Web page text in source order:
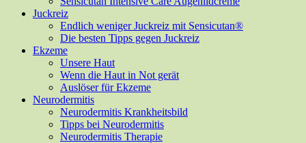
Juckreiz
Endlich weniger Juckreiz mit Sensicutan®
Die besten Tipps gegen Juckreiz
Ekzeme
Unsere Haut
Wenn die Haut in Not gerät
Auslöser für Ekzeme
Neurodermitis
Neurodermitis Krankheitsbild
Tipps bei Neurodermitis
Neurodermitis Therapie